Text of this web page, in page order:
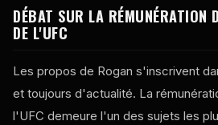
DÉBAT SUR LA RÉMUNÉRATION
DE L'UFC
Les propos de Rogan s'inscrivent
et toujours d'actualité. La
l'UFC demeure l'un des sujets les